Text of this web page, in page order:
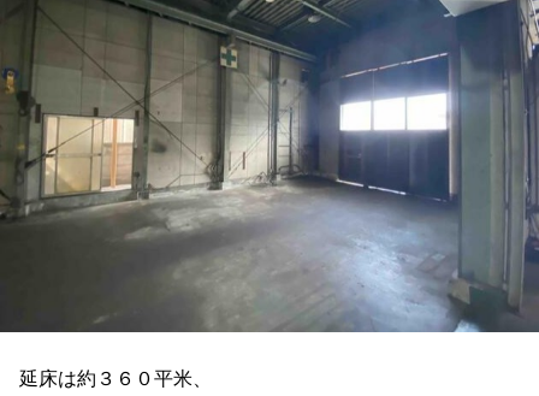
延床は約３６０平米、